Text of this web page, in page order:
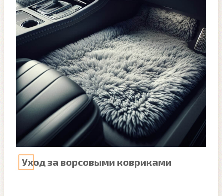
Уход за ворсовыми ковриками